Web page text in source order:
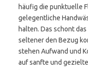
häufig die punktuelle
gelegentliche
halten. Das schont
seltener den Bezug
stehen Aufwand und
auf sanfte und